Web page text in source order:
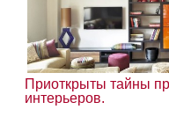
Приоткрыты тайны
интерьеров.